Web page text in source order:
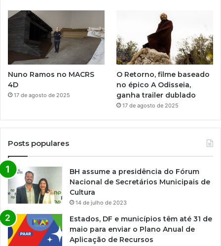
Nuno Ramos no MACRS
4D
17 de agosto de 2025
O Retorno, filme baseado
no épico A Odisseia,
ganha trailer dublado
17 de agosto de 2025
Posts populares
BH assume a presidência do Fórum
Nacional de Secretários Municipais de
Cultura
14 de julho de 2023
Estados, DF e municípios têm até 31 de
maio para enviar o Plano Anual de
Aplicação de Recursos